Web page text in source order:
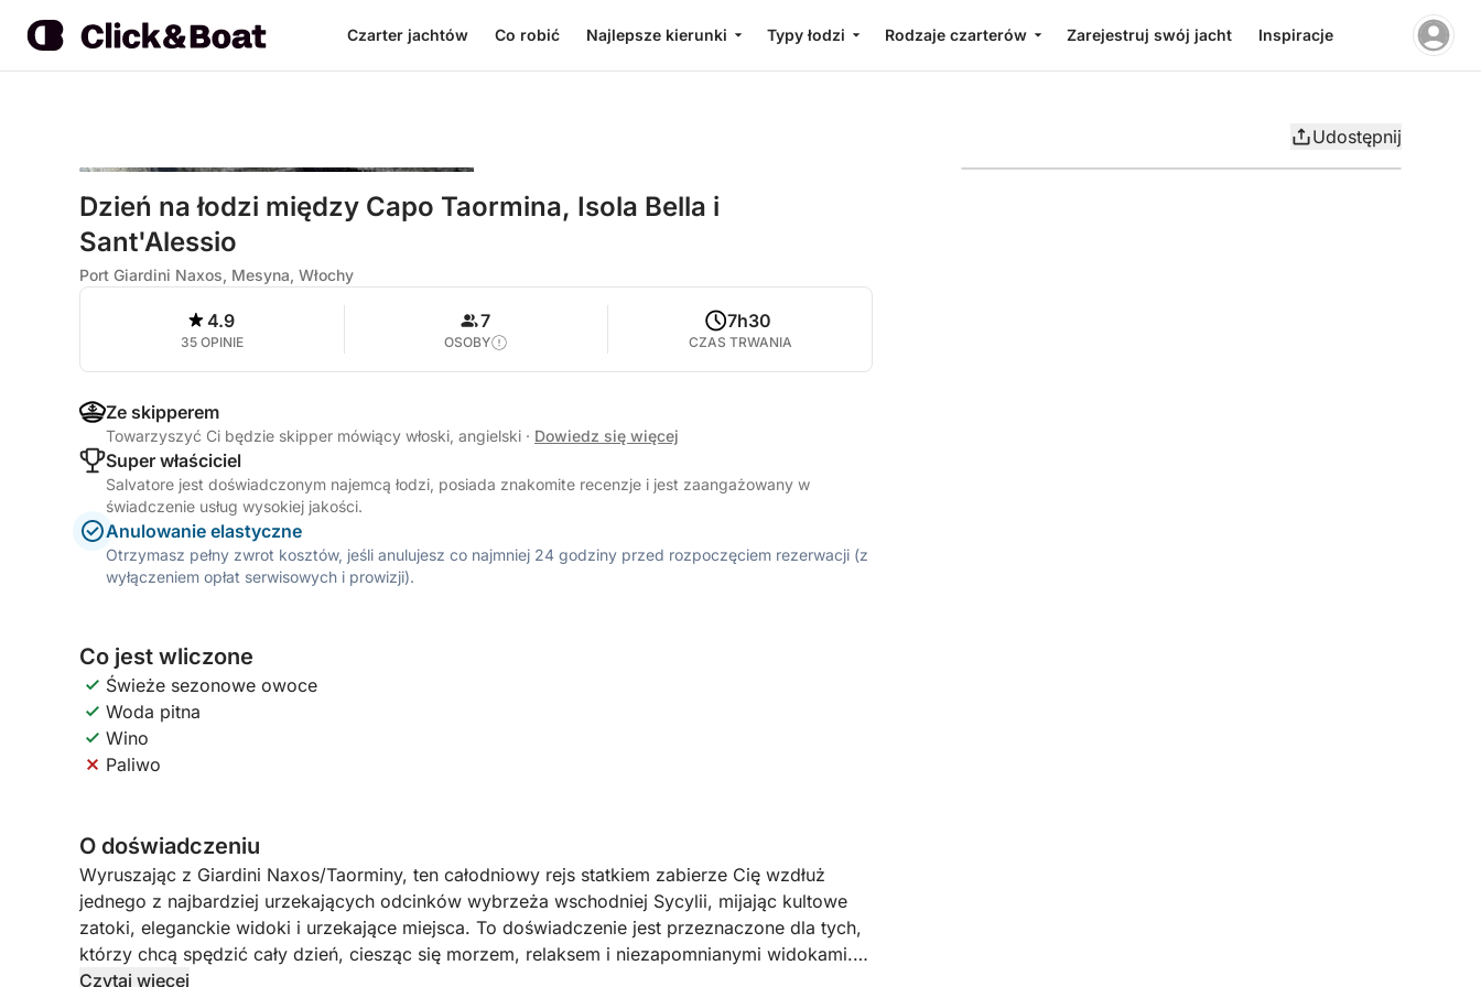
Czarter jachtów Co robić Najlepsze kierunki Typy łodzi Rodzaje czarterów Zarejestruj swój jacht Inspiracje
Udostępnij
Dzień na łodzi między Capo Taormina, Isola Bella i
Sant'Alessio
Port Giardini Naxos, Mesyna, Włochy
4.9
35 OPINIE
7
OSOBY
7h30
CZAS TRWANIA
Ze skipperem
Towarzyszyć Ci będzie skipper mówiący włoski, angielski · Dowiedz się więcej
Super właściciel
Salvatore jest doświadczonym najemcą łodzi, posiada znakomite recenzje i jest zaangażowany w
świadczenie usług wysokiej jakości.
Anulowanie elastyczne
Otrzymasz pełny zwrot kosztów, jeśli anulujesz co najmniej 24 godziny przed rozpoczęciem rezerwacji (z
wyłączeniem opłat serwisowych i prowizji).
Co jest wliczone
Świeże sezonowe owoce
Woda pitna
Wino
Paliwo
O doświadczeniu
Wyruszając z Giardini Naxos/Taorminy, ten całodniowy rejs statkiem zabierze Cię wzdłuż
jednego z najbardziej urzekających odcinków wybrzeża wschodniej Sycylii, mijając kultowe
zatoki, eleganckie widoki i urzekające miejsca. To doświadczenie jest przeznaczone dla tych,
którzy chcą spędzić cały dzień, ciesząc się morzem, relaksem i niezapomnianymi widokami.
Czytaj więcej